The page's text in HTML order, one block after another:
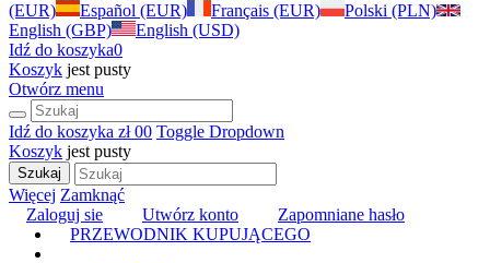
(EUR)
Español (EUR) Français (EUR)
Polski (PLN)
English (GBP)
English (USD)
Idź do koszyka0
Koszyk jest pusty
Otwórz menu
Idź do koszyka zł 00 Toggle Dropdown
Koszyk jest pusty
Szukaj
Więcej Zamknąć
Zaloguj sie
Utwórz konto
Zapomniane hasło
PRZEWODNIK KUPUJĄCEGO